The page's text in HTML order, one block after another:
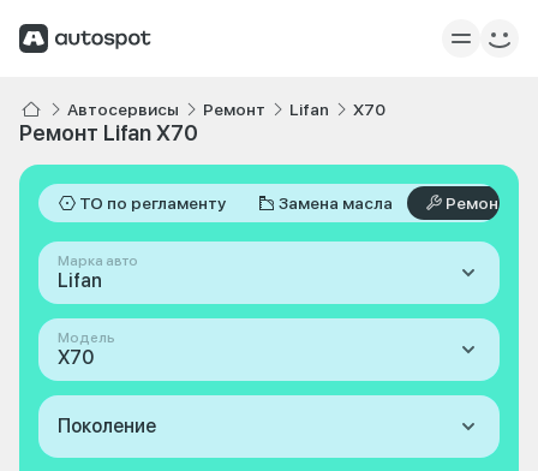
Автосервисы Ремонт Lifan X70
Ремонт Lifan X70
ТО по регламенту Замена масла Ремонт
Марка авто
Lifan
Модель
X70
Поколение